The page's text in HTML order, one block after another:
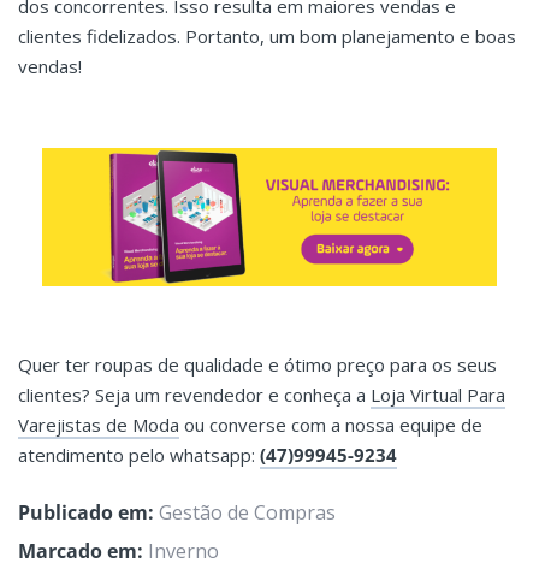
dos concorrentes. Isso resulta em maiores vendas e
clientes fidelizados. Portanto, um bom planejamento e boas
vendas!
Quer ter roupas de qualidade e ótimo preço para os seus
clientes? Seja um revendedor e conheça a Loja Virtual Para
Varejistas de Moda ou converse com a nossa equipe de
atendimento pelo whatsapp: (47)99945-9234
Publicado em: Gestão de Compras
Marcado em: Inverno